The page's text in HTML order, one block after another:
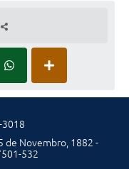
Racial
3018
de Novembro, 1882 -
532